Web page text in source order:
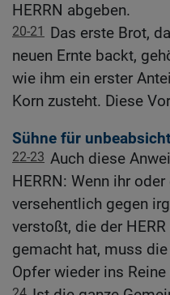
HERRN abgeben.
20-21
Das erste Brot,
neuen Ernte backt,
wie ihm ein erster
Korn zusteht. Diese
Sühne für
22-23 Auch diese
HERRN: Wenn ihr
versehentlich gegen
verstoßt, die der
gemacht hat, muss
Opfer wieder ins